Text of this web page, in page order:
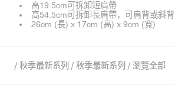
高19.5cm可拆卸短肩帶
高54.5cm可拆卸長肩帶，可肩背或斜背
26cm (長) x 17cm (高) x 9cm (寬)
/ 秋季最新系列 / 秋季最新系列 / 瀏覽全部